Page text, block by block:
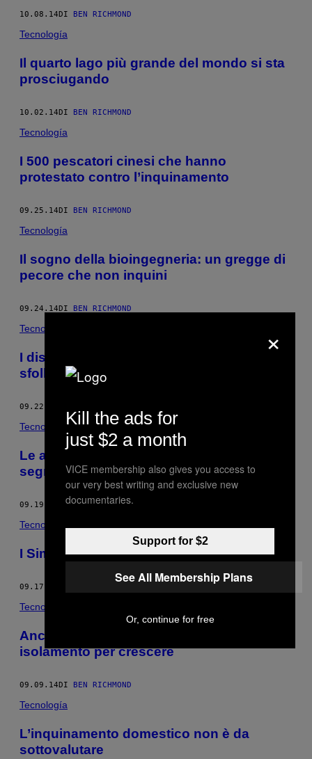
10.08.14DI BEN RICHMOND
Tecnología
Il quarto lago più grande del mondo si sta
prosciugando
10.02.14DI BEN RICHMOND
Tecnología
I 500 pescatori cinesi che hanno
protestato contro l’inquinamento
09.25.14DI BEN RICHMOND
Tecnología
Il sogno della bioingegneria: un gregge di
pecore che non inquini
09.24.14DI BEN RICHMOND
Tecnología
I disastri naturali provocano 3 volte più
sfollati delle guerre
09.22.14
Tecnología
Le armi laser accecanti testate
segretamente dagli USA
09.19.14 DIBEN RICHMOND
Tecnología
I Simpson sbarcano in Cina, in streaming
09.17.14
Tecnología
Anche le lingue hanno bisogno di
isolamento per crescere
09.09.14DI BEN RICHMOND
Tecnología
L’inquinamento domestico non è da
sottovalutare
×
Kill the ads for
just $2 a month
VICE membership also gives you access to
our very best writing and exclusive new
documentaries.
Support for $2
See All Membership Plans
Or, continue for free